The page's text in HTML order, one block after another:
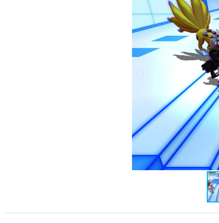
Con su combinación
Story Cyber Sleuth:
Digimon y los amantes